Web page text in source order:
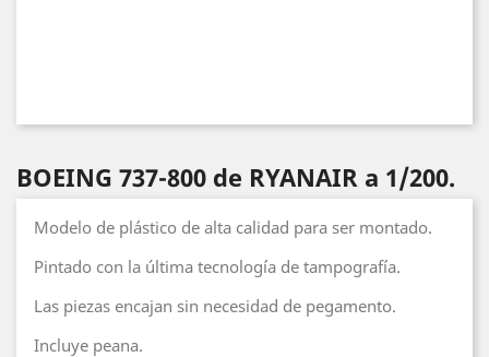
BOEING 737-800 de RYANAIR a 1/200.
Modelo de plástico de alta calidad para ser montado.
Pintado con la última tecnología de tampografía.
Las piezas encajan sin necesidad de pegamento.
Incluye peana.